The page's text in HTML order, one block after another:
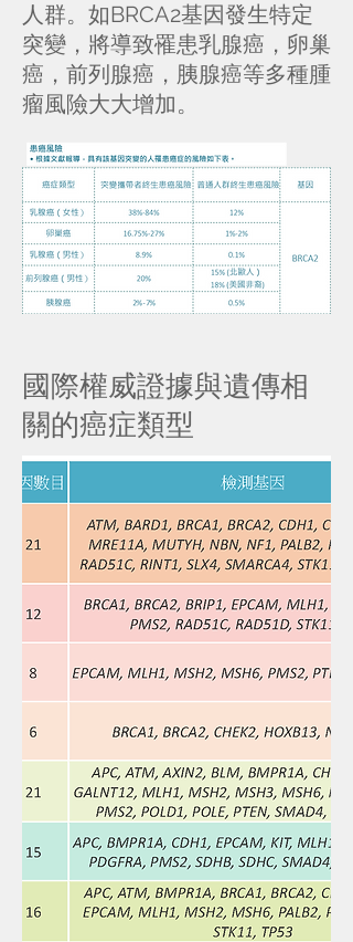
人群。如BRCA2基因發生特定
突變，將導致罹患乳腺癌，卵巢
癌，前列腺癌，胰腺癌等多種腫
瘤風險大大增加。
國際權威證據與遺傳相
關的癌症類型